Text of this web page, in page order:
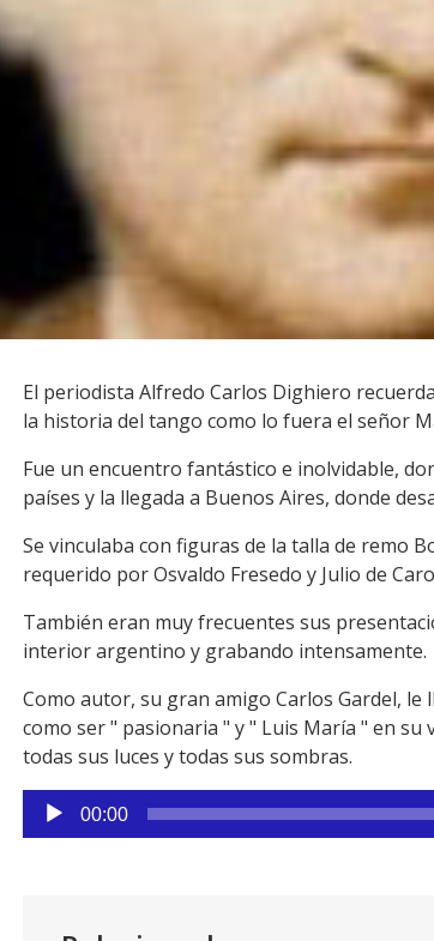
Facebook
WhatsApp
Email
Link
El periodista Alfredo Carlos Dighiero
la historia del tango como lo fuera el señor
Fue un encuentro fantástico e inolvidable,
países y la llegada a Buenos Aires, donde
Se vinculaba con figuras de la talla de remo
requerido por Osvaldo Fresedo y Julio de
También eran muy frecuentes sus
interior argentino y grabando intensamente.
Como autor, su gran amigo Carlos Gardel,
como ser " pasionaria " y " Luis María " en
todas sus luces y todas sus sombras.
Reproductor
de
00:00